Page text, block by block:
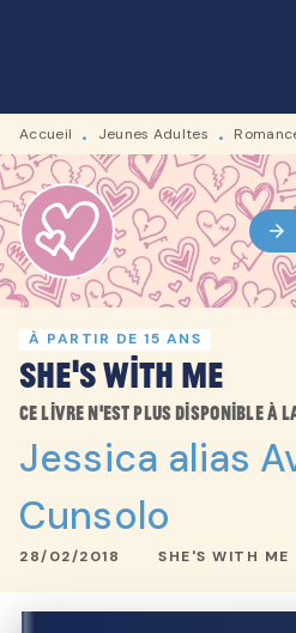
Accueil • Jeunes Adultes •
arrow_forward
À PARTIR DE 15 ANS
She's with me
Ce livre n'est plus disponible à
Jessica alias
Cunsolo
28/02/2018 SHE'S WITH ME